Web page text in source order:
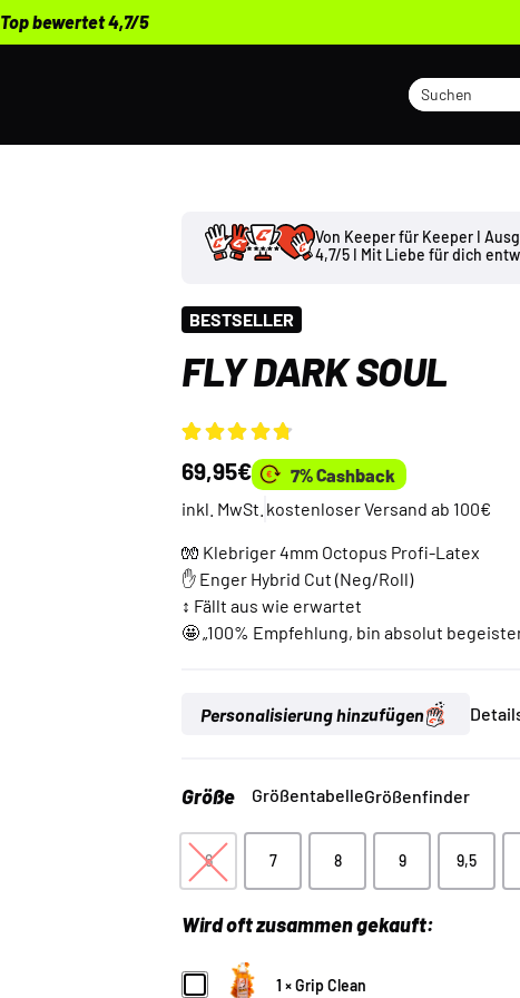
Top bewertet 4,7/5
Von Keeper für Keeper I
4,7/5 I Mit Liebe für dich
BESTSELLER
FLY DARK SOUL
Bewertet mit
4.69von 5,
basierend
auf
69,95€ 7% Cashback
inkl. MwSt. kostenloser Versand ab 100€
🧤 Klebriger 4mm Octopus Profi-Latex
✋ Enger Hybrid Cut (Neg/Roll)
↕️ Fällt aus wie erwartet
🤩 „100% Empfehlung, bin absolut
Personalisierung hinzufügen
Größe GrößentabelleGrößenfinder
6
6
7 8 9 9,5
9,5
Wird oft zusammen gekauft:
Grip
1 ×Grip Clean